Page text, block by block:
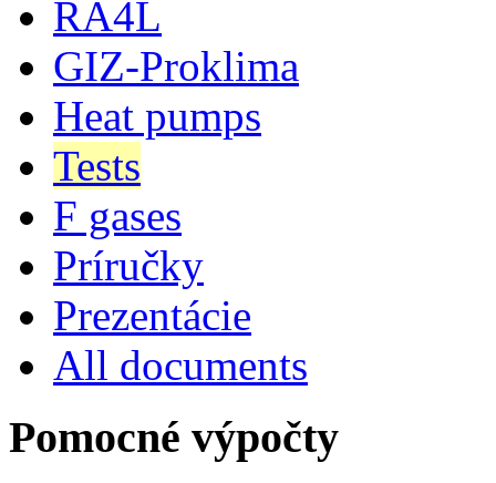
RA4L
GIZ-Proklima
Heat pumps
Tests
F gases
Príručky
Prezentácie
All documents
Pomocné výpočty